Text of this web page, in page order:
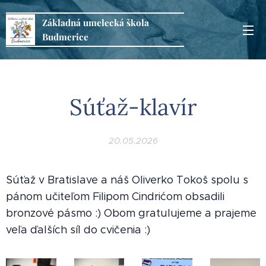
Základná umelecká škola
Budmerice
Súťaž-klavír
20.05.2026
Súťaž v Bratislave a náš Oliverko Tokoš spolu s
pánom učiteľom Filipom Cindrićom obsadili
bronzové pásmo :) Obom gratulujeme a prajeme
veľa ďalších síl do cvičenia :)